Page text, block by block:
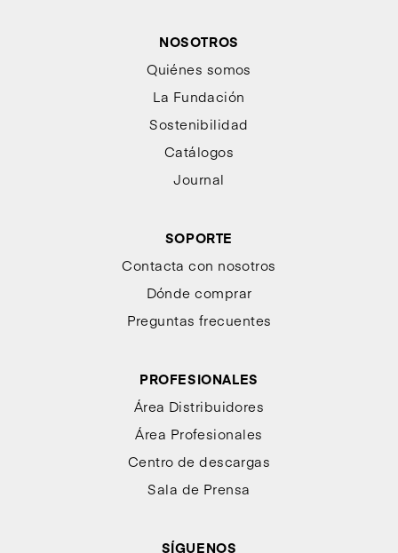
NOSOTROS
Quiénes somos
La Fundación
Sostenibilidad
Catálogos
Journal
SOPORTE
Contacta con nosotros
Dónde comprar
Preguntas frecuentes
PROFESIONALES
Área Distribuidores
Área Profesionales
Centro de descargas
Sala de Prensa
SÍGUENOS